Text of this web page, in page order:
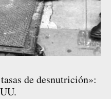
de desnutrición»: